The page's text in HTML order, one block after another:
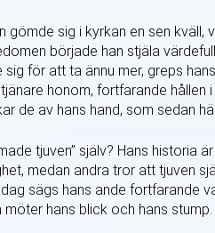
gömde sig i kyrkan en sen kväll,
började han stjäla
för att ta ännu mer, greps
honom, fortfarande
de av hans hand, som sedan
tjuven” själv? Hans historia
medan andra tror att tjuven
sägs hans ande fortfarande
hans blick och hans stump.